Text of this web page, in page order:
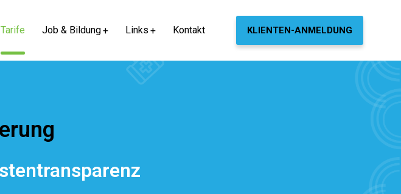
Tarife Job & Bildung Links Kontakt KLIENTEN-ANMELDUNG